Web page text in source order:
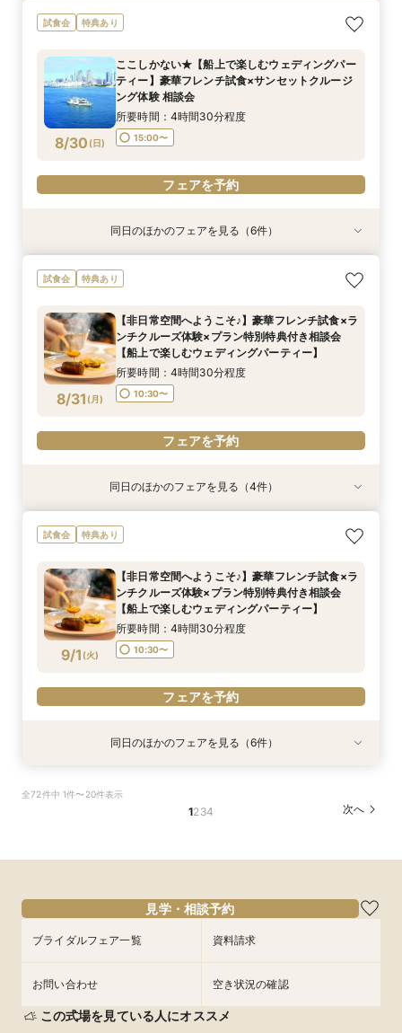
8/29(土)
【少人数での結婚式にオススメ！】じっくりご見
学×アットホームパーティー相談フェア
9:00〜
10:30〜
15:00〜
フェアを予約
8/29(土)
ここしかない★【船上で楽しむウェディングパー
ティー】豪華フレンチ試食×サンセットクルージ
所要時間：4時間30分程度
15:00〜
フェアを予約
8/29(土)
【★土日限定★】ゆったり船内見学＆ウェディン
グクルーズ相談会
9:00〜
10:30〜
15:00〜
フェアを予約
8/29(土)
【オンライン相談会】お手軽３Dウォークでご見
学♪運命の会場がここに・・★
10:30〜 13:00〜
フェアを予約
試食会 特典あり
8/30 (日)
ここしかない★【船上で楽しむウェディングパー
ティー】豪華フレンチ試食×サンセットクルージ
ング体験 相談会
所要時間：4時間30分程度
15:00〜
フェアを予約
8/30(日)
【少人数での結婚式にオススメ！】じっくりご見
学×アットホームパーティー相談フェア
9:00〜
10:30〜
15:00〜
フェアを予約
特典あり
8/30(日)
【非日常空間へようこそ♪】豪華フレンチ試食×ラ
ンチクルーズ体験×プラン特別特典付き相談会
所要時間：4時間30分程度
10:30〜
フェアを予約
8/30(日)
【★土日限定★】ゆったり船内見学＆ウェディン
グクルーズ相談会
9:00〜
10:30〜
15:00〜
フェアを予約
特典あり
8/30(日)
幸せの航海を♪【スイーツ×５０分クルーズ】１件
目来館にお勧め！
13:30〜
フェアを予約
8/30(日)
【＃海が見える】船上フォトウェディングが熱
い！フォト相談会
9:00〜 10:30〜
フェアを予約
8/30(日)
【オンライン相談会】お手軽３Dウォークでご見
学♪運命の会場がここに・・★
10:30〜 13:00〜
フェアを予約
同日のほかのフェアを見る（6件）
試食会 特典あり
8/31 (月)
【非日常空間へようこそ♪】豪華フレンチ試食×ラ
ンチクルーズ体験×プラン特別特典付き相談会
【船上で楽しむウェディングパーティー】
所要時間：4時間30分程度
10:30〜
フェアを予約
特典あり
8/31(月)
ここしかない★【船上で楽しむウェディングパー
ティー】豪華フレンチ試食×サンセットクルージ
所要時間：4時間30分程度
15:00〜
フェアを予約
8/31(月)
【少人数での結婚式にオススメ！】じっくりご見
学×アットホームパーティー相談フェア
9:00〜
10:30〜
15:00〜
フェアを予約
8/31(月)
【★平日限定★】ゆったり船内見学＆ウェディン
グクルーズ相談会
10:30〜 14:00〜
フェアを予約
8/31(月)
【オンライン相談会】お手軽３Dウォークでご見
学♪運命の会場がここに・・★
10:30〜 13:00〜
フェアを予約
同日のほかのフェアを見る（4件）
試食会 特典あり
9/1 (火)
【非日常空間へようこそ♪】豪華フレンチ試食×ラ
ンチクルーズ体験×プラン特別特典付き相談会
【船上で楽しむウェディングパーティー】
所要時間：4時間30分程度
10:30〜
フェアを予約
特典あり
9/1
ティー】豪華フレンチ試食×サンセットクルージ
ング体験 相談会
15:00〜
フェアを予約
9/1
学×アットホームパーティー相談フェア
フェアを予約
9/1
グクルーズ相談会
フェアを予約
特典あり
9/1
目来館にお勧め！
フェアを予約
9/1
い！フォト相談会
フェアを予約
9/1
学♪運命の会場がここに・・★
フェアを予約
同日のほかのフェアを見る（6件）
全72件中 1件〜20件表示
1234 次へ
見学・相談予約
ブライダルフェア一覧 資料請求
お問い合わせ 空き状況の確認
この式場を見ている人にオススメ